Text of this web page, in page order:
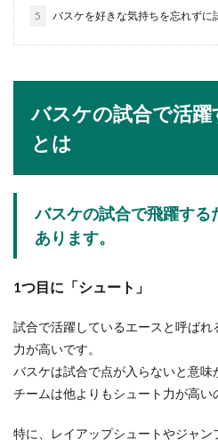
や上達の見
絵を描く仕事
体育の授業
小学校や中学校
よそは同...
5 バスケを好きな気持ちを忘れずに
バスケの試合で活
とは
バスケの試合で飛躍する
あります。
1つ目に「シュート」
試合で活躍しているエースと呼ばれ
力が高いです。
バスケは試合で点が入らないと意
チームは他よりもシュート力が高い
特に、レイアップシュートやジャン